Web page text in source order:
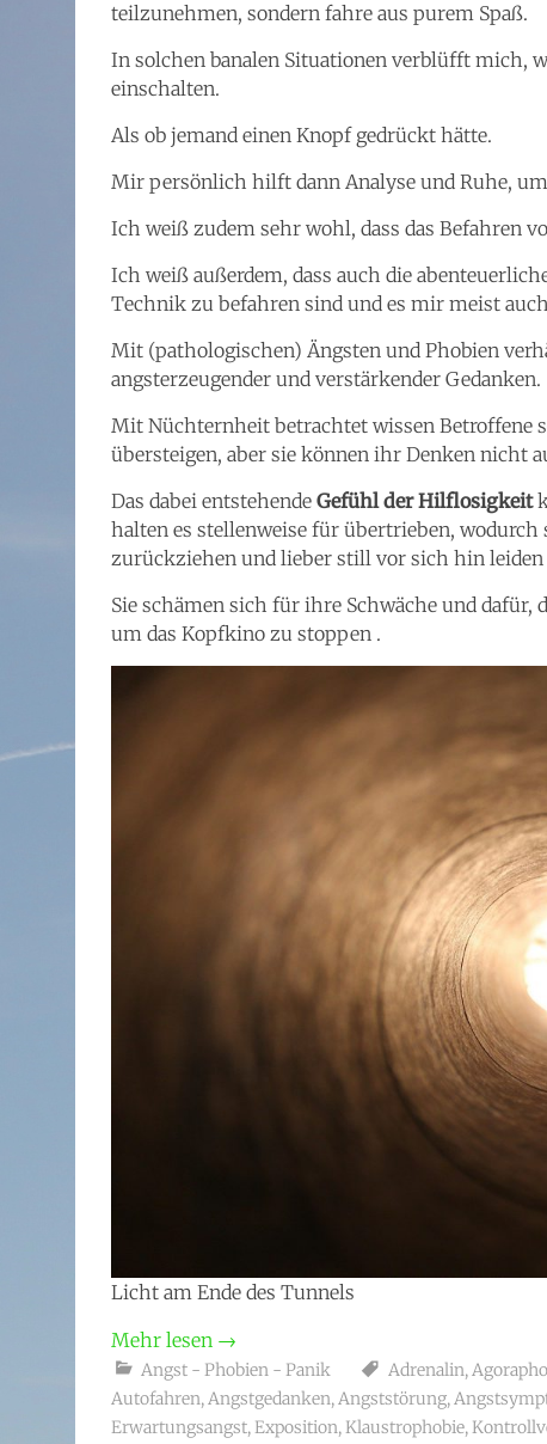
teilzunehmen, sondern fahre aus purem Spaß.
In solchen banalen Situationen verblüfft mich,
einschalten.
Als ob jemand einen Knopf gedrückt hätte.
Mir persönlich hilft dann Analyse und Ruhe,
Ich weiß zudem sehr wohl, dass das Befahren
Ich weiß außerdem, dass auch die
Technik zu befahren sind und es mir meist
Mit (pathologischen) Ängsten und Phobien
angsterzeugender und verstärkender Gedanken.
Mit Nüchternheit betrachtet wissen Betroffene
übersteigen, aber sie können ihr Denken nicht
Das dabei entstehende Gefühl der Hilflosigkeit
halten es stellenweise für übertrieben, wodurch
zurückziehen und lieber still vor sich hin leiden
Sie schämen sich für ihre Schwäche und
um das Kopfkino zu stoppen .
Licht am Ende des Tunnels
Mehr lesen →
Angst - Phobien - Panik Adrenalin,
Autofahren,Angstgedanken,Angststörung,
Erwartungsangst,Exposition,Klaustrophobie,